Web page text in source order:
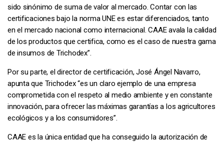
sido sinónimo de suma de valor al mercado. Contar con las
certificaciones bajo la norma UNE es estar diferenciados, tanto
en el mercado nacional como internacional. CAAE avala la calidad
de los productos que certifica, como es el caso de nuestra gama
de insumos de Trichodex”.
Por su parte, el director de certificación, José Ángel Navarro,
apunta que Trichodex “es un claro ejemplo de una empresa
comprometida con el respeto al medio ambiente y en constante
innovación, para ofrecer las máximas garantías a los agricultores
ecológicos y a los consumidores”.
CAAE es la única entidad que ha conseguido la autorización de